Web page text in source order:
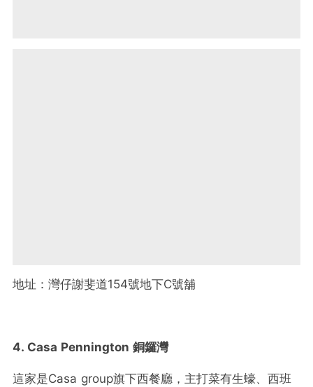
地址：灣仔謝斐道154號地下C號舖
4. Casa Pennington 銅鑼灣
這家是Casa group旗下西餐廳，主打菜有生蠔、西班